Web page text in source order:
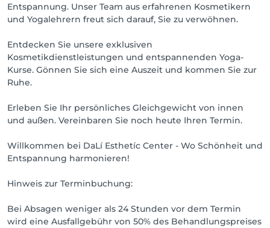
Entspannung. Unser Team aus erfahrenen Kosmetikern
und Yogalehrern freut sich darauf, Sie zu verwöhnen.
Entdecken Sie unsere exklusiven
Kosmetikdienstleistungen und entspannenden Yoga-
Kurse. Gönnen Sie sich eine Auszeit und kommen Sie zur
Ruhe.
Erleben Sie Ihr persönliches Gleichgewicht von innen
und außen. Vereinbaren Sie noch heute Ihren Termin.
Willkommen bei DaLí Esthetíc Center - Wo Schönheit und
Entspannung harmonieren!
Hinweis zur Terminbuchung:
Bei Absagen weniger als 24 Stunden vor dem Termin
wird eine Ausfallgebühr von 50% des Behandlungspreises